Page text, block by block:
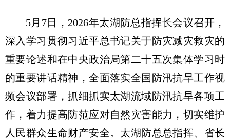
5月7日，2026年太湖防总指挥长会议召开，
深入学习贯彻习近平总书记关于防灾减灾救灾的
重要论述和在中央政治局第二十五次集体学习时
的重要讲话精神，全面落实全国防汛抗旱工作视
频会议部署，抓细抓实太湖流域防汛抗旱各项工
作，着力提高防范应对自然灾害能力，切实维护
人民群众生命财产安全。太湖防总总指挥、省长